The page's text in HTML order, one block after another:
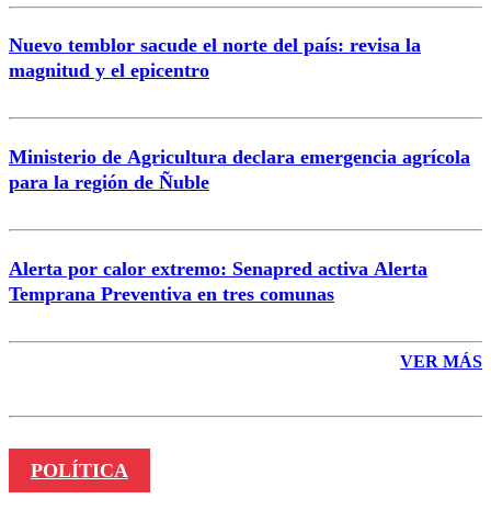
Nuevo temblor sacude el norte del país: revisa la
magnitud y el epicentro
Ministerio de Agricultura declara emergencia agrícola
para la región de Ñuble
Alerta por calor extremo: Senapred activa Alerta
Temprana Preventiva en tres comunas
VER MÁS
POLÍTICA